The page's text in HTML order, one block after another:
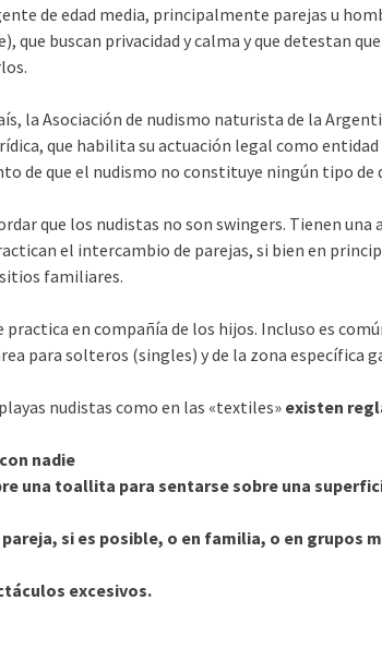
de edad media, principalmente parejas u
que buscan privacidad y calma y que detestan
la Asociación de nudismo naturista de la
que habilita su actuación legal como
de que el nudismo no constituye ningún tipo de
que los nudistas no son swingers. Tienen
el intercambio de parejas, si bien en
familiares.
practica en compañía de los hijos. Incluso es
para solteros (singles) y de la zona específica
nudistas como en las «textiles» existen
nadie
una toallita para sentarse sobre una
si es posible, o en familia, o en grupos
excesivos.